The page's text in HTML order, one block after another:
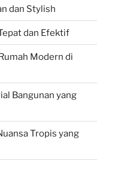
dan Stylish
dan Efektif
Modern di
Bangunan yang
Tropis yang